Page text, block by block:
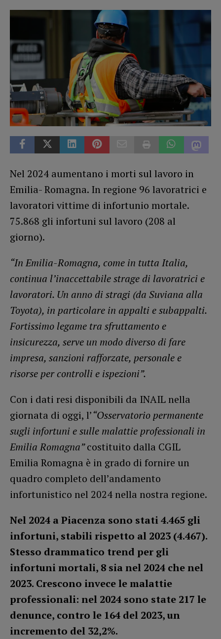
Nel 2024 aumentano i morti sul lavoro in
Emilia- Romagna. In regione 96 lavoratrici e
lavoratori vittime di infortunio mortale.
75.868 gli infortuni sul lavoro (208 al
giorno).
“In Emilia-Romagna, come in tutta Italia,
continua l’inaccettabile strage di lavoratrici e
lavoratori. Un anno di stragi (da Suviana alla
Toyota), in particolare in appalti e subappalti.
Fortissimo legame tra sfruttamento e
insicurezza, serve un modo diverso di fare
impresa, sanzioni rafforzate, personale e
risorse per controlli e ispezioni”.
Con i dati resi disponibili da INAIL nella
giornata di oggi, l’“Osservatorio permanente
sugli infortuni e sulle malattie professionali in
Emilia Romagna”costituito dalla CGIL
Emilia Romagna è in grado di fornire un
quadro completo dell’andamento
infortunistico nel 2024 nella nostra regione.
Nel 2024 a Piacenza sono stati 4.465 gli
infortuni, stabili rispetto al 2023 (4.467).
Stesso drammatico trend per gli
infortuni mortali, 8 sia nel 2024 che nel
2023. Crescono invece le malattie
professionali: nel 2024 sono state 217 le
denunce, contro le 164 del 2023, un
incremento del 32,2%.